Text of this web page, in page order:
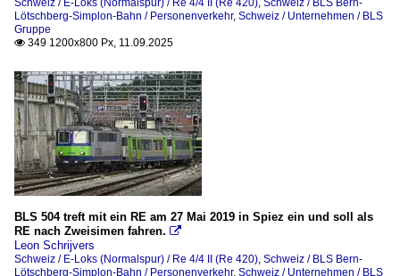
Schweiz / E-Loks (Normalspur) / Re 4/4 II (Re 420), Schweiz / BLS Bern-
Lötschberg-Simplon-Bahn / Personenverkehr, Schweiz / Unternehmen / BLS
Gruppe
 349 1200x800 Px, 11.09.2025
BLS 504 treft mit ein RE am 27 Mai 2019 in Spiez ein und soll als
RE nach Zweisimen fahren. 
Leon Schrijvers
Schweiz / E-Loks (Normalspur) / Re 4/4 II (Re 420), Schweiz / BLS Bern-
Lötschberg-Simplon-Bahn / Personenverkehr, Schweiz / Unternehmen / BLS